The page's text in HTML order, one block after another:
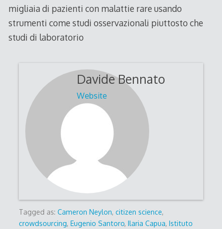
migliaia di pazienti con malattie rare usando
strumenti come studi osservazionali piuttosto che
studi di laboratorio
Davide Bennato
Website
Tagged as: Cameron Neylon, citizen science,
crowdsourcing, Eugenio Santoro, Ilaria Capua, Istituto